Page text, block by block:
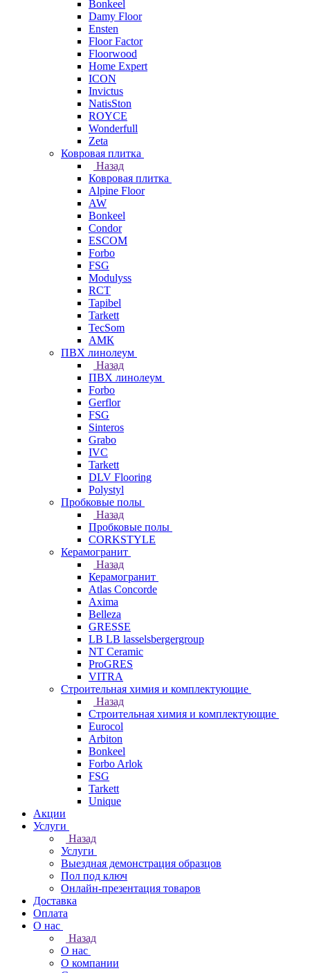
Bonkeel
Damy Floor
Ensten
Floor Factor
Floorwood
Home Expert
ICON
Invictus
NatisSton
ROYCE
Wonderfull
Zeta
Ковровая плитка
Назад
Ковровая плитка
Alpine Floor
AW
Bonkeel
Condor
ESCOM
Forbo
FSG
Modulyss
RCT
Tapibel
Tarkett
TecSom
АМК
ПВХ линолеум
Назад
ПВХ линолеум
Forbo
Gerflor
FSG
Sinteros
Grabo
IVC
Tarkett
DLV Flooring
Polystyl
Пробковые полы
Назад
Пробковые полы
CORKSTYLE
Керамогранит
Назад
Керамогранит
Atlas Concorde
Axima
Belleza
GRESSE
LB LB lasselsbergergroup
NT Ceramic
ProGRES
VITRA
Строительная химия и комплектующие
Назад
Строительная химия и комплектующие
Eurocol
Arbiton
Bonkeel
Forbo Arlok
FSG
Tarkett
Unique
Акции
Услуги
Назад
Услуги
Выездная демонстрация образцов
Пол под ключ
Онлайн-презентация товаров
Доставка
Оплата
О нас
Назад
О нас
О компании